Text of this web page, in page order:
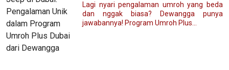
Lagi nyari pengalaman umroh yang beda
dan nggak biasa? Dewangga punya
jawabannya! Program Umroh Plus...